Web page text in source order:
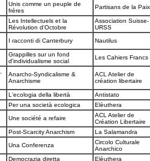
Unis comme un peuple de
frères
Partisans de la
Les Intellectuels et la
Révolution d'Octobre
Association Suisse-
URSS
I racconti di Canterbury Nautilus
Grappilles sur un fond
d'individualisme social
Les Cahiers Francs
Anarcho-Syndicalisme &
Anarchisme
ACL Atelier de
création libertaire
L'ecologia della libertà
Antistato
Per una società ecologica
Elèuthera
Une société a refaire
ACL Atelier de
Création Libertaire
Post-Scarcity Anarchism
La Salamandra
Una Conferenza
Circolo Culturale
Anarchico
Democrazia diretta Elèuthera